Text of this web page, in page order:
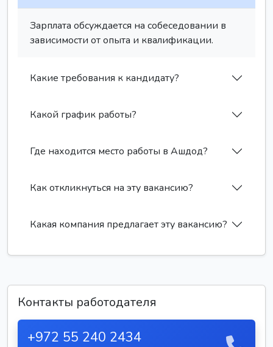
Зарплата обсуждается на собеседовании в
зависимости от опыта и квалификации.
Какие требования к кандидату?
Какой график работы?
Где находится место работы в Ашдод?
Как откликнуться на эту вакансию?
Какая компания предлагает эту вакансию?
Контакты работодателя
+972 55 240 2434